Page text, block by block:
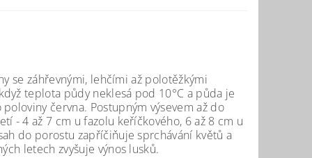
se záhřevnými, lehčími až polotěžkými
teplota půdy neklesá pod 10°C a půda je
června. Postupným výsevem až do
- 4 až 7 cm u fazolu keříčkového, 6 až 8 cm u
do porostu zapříčiňuje sprchávání květů a
letech zvyšuje výnos lusků.